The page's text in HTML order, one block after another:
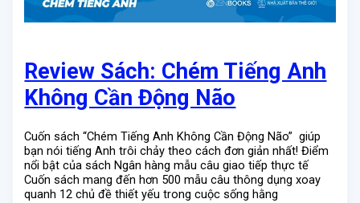
Review Sách: Chém Tiếng Anh
Không Cần Động Não
Cuốn sách “Chém Tiếng Anh Không Cần Động Não” giúp
bạn nói tiếng Anh trôi chảy theo cách đơn giản nhất! Điểm
nổi bật của sách Ngân hàng mẫu câu giao tiếp thực tế
Cuốn sách mang đến hơn 500 mẫu câu thông dụng xoay
quanh 12 chủ đề thiết yếu trong cuộc sống hằng